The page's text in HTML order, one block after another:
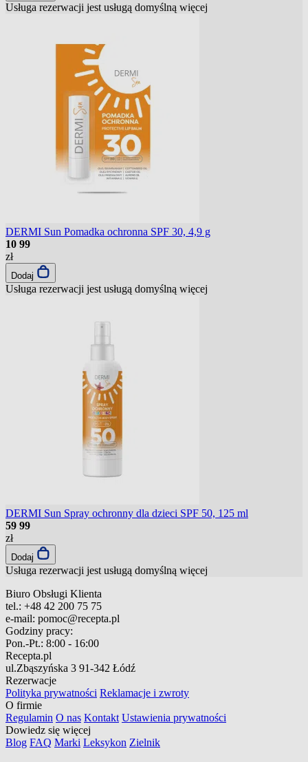
Usługa rezerwacji jest usługą domyślną więcej
DERMI Sun Pomadka ochronna SPF 30, 4,9 g
10 99
zł
Dodaj
Usługa rezerwacji jest usługą domyślną więcej
DERMI Sun Spray ochronny dla dzieci SPF 50, 125 ml
59 99
zł
Dodaj
Usługa rezerwacji jest usługą domyślną więcej
Biuro Obsługi Klienta
tel.: +48 42 200 75 75
e-mail: pomoc@recepta.pl
Godziny pracy:
Pon.-Pt.: 8:00 - 16:00
Recepta.pl
ul.Zbąszyńska 3 91-342 Łódź
Rezerwacje
Polityka prywatności Reklamacje i zwroty
O firmie
Regulamin O nas Kontakt Ustawienia prywatności
Dowiedz się więcej
Blog FAQ Marki Leksykon Zielnik